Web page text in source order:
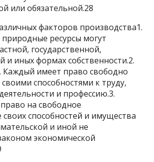
или обязательной.28
факторов производства1.
природные ресурсы могут
государственной,
и иных формах собственности.2.
Каждый имеет право свободно
способностями к труду,
и профессию.3.
на свободное
своих способностей и имущества
и иной не
экономической